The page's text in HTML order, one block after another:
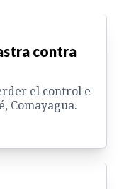
contra
el control e
Comayagua.